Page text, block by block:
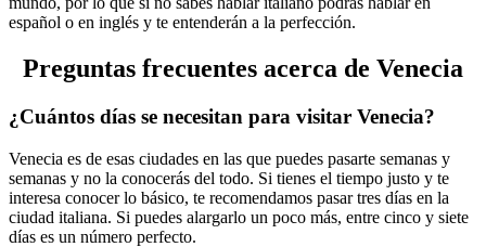
español o en inglés y te entenderán a la perfección.
Preguntas frecuentes acerca de Venecia
¿Cuántos días se necesitan para visitar Venecia?
Venecia es de esas ciudades en las que puedes pasarte semanas y
semanas y no la conocerás del todo. Si tienes el tiempo justo y te
interesa conocer lo básico, te recomendamos pasar tres días en la
ciudad italiana. Si puedes alargarlo un poco más, entre cinco y siete
días es un número perfecto.